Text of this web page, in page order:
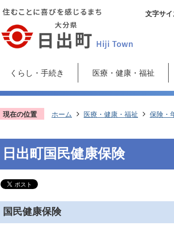
文字サイ
くらし・手続き 医療・健康・福祉
現在の位置 ホーム 医療・健康・福祉 保険・
日出町国民健康保険
国民健康保険